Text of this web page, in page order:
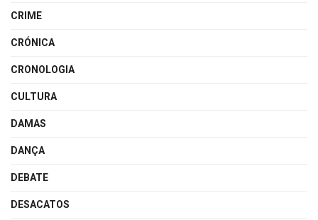
CRIME
CRÓNICA
CRONOLOGIA
CULTURA
DAMAS
DANÇA
DEBATE
DESACATOS